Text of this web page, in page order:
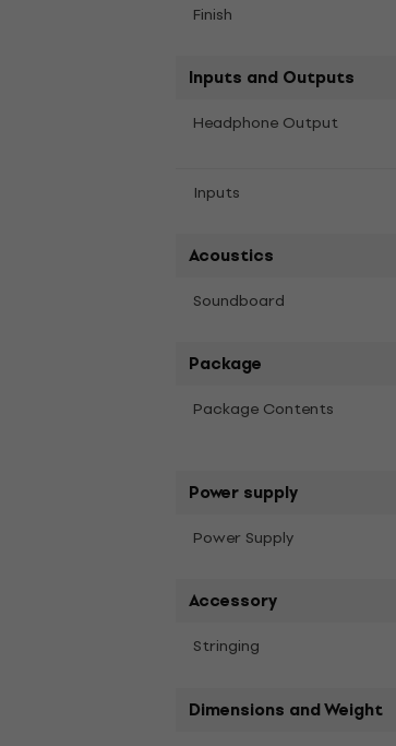
Finish
Inputs and Outputs
Headphone Output
Inputs
Acoustics
Soundboard
Package
Package Contents
Power supply
Power Supply
Accessory
Stringing
Dimensions and Weight